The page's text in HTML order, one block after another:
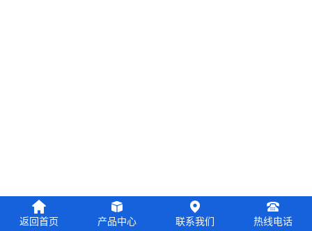
返回首页 产品中心 联系我们 热线电话